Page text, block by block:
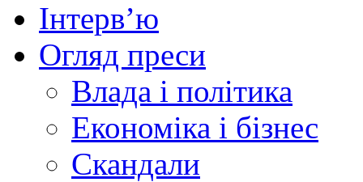
Інтерв’ю
Огляд преси
Влада і політика
Економіка і бізнес
Скандали